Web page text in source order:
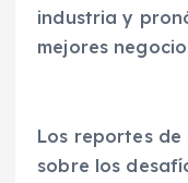
industria y
mejores
Los reportes de
sobre los